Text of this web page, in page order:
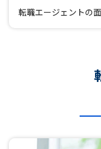
転職エージェントの